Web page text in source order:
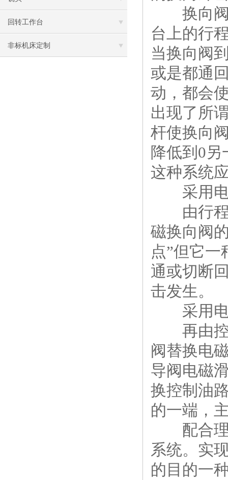
回转工作台
非标机床定制
换向阀
台上的行
当换向阀
或是都通
动，都会
出现了所
杆使换向
降低到0
这种系统
采用电
由行程
磁换向阀
点”但它
通或切断
击发生。
采用电
再由控
阀替换电
导阀电磁
换控制油
的一端，
配合理
系统。实
的目的一